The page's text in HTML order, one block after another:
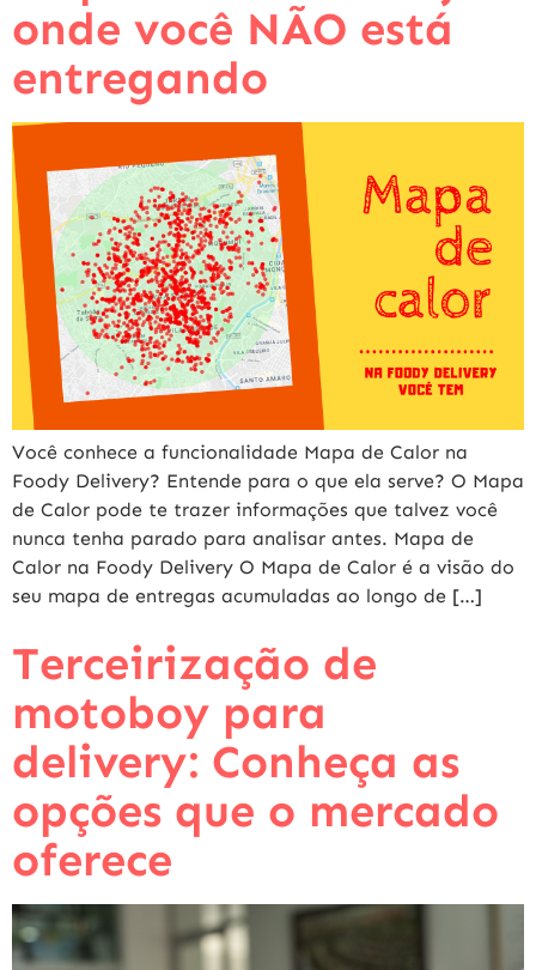
onde você NÃO está
entregando
Você conhece a funcionalidade Mapa de Calor na
Foody Delivery? Entende para o que ela serve? O Mapa
de Calor pode te trazer informações que talvez você
nunca tenha parado para analisar antes. Mapa de
Calor na Foody Delivery O Mapa de Calor é a visão do
seu mapa de entregas acumuladas ao longo de […]
Terceirização de
motoboy para
delivery: Conheça as
opções que o mercado
oferece